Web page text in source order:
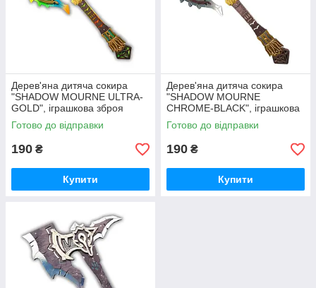
Дерев'яна дитяча сокира
"SHADOW MOURNE ULTRA-
GOLD", іграшкова зброя
Готово до відправки
190 ₴
Купити
Дерев'яна дитяча сокира
"SHADOW MOURNE
CHROME-BLACK", іграшкова
зброя
Готово до відправки
190 ₴
Купити